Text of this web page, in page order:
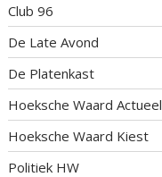
Club 96
De Late Avond
De Platenkast
Hoeksche Waard Actueel
Hoeksche Waard Kiest
Politiek HW